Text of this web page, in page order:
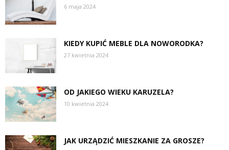
6 maja 2024
KIEDY KUPIĆ MEBLE DLA NOWORODKA?
27 kwietnia 2024
OD JAKIEGO WIEKU KARUZELA?
10 kwietnia 2024
JAK URZĄDZIĆ MIESZKANIE ZA GROSZE?